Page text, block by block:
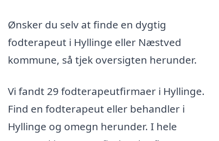
Ønsker du selv at finde en dygtig
fodterapeut i Hyllinge eller Næstved
kommune, så tjek oversigten herunder.
Vi fandt 29 fodterapeutfirmaer i Hyllinge.
Find en fodterapeut eller behandler i
Hyllinge og omegn herunder. I hele